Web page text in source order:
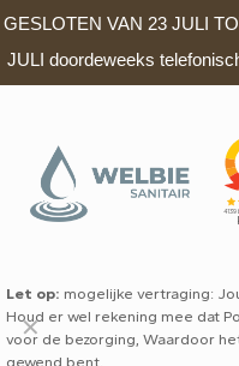
GESLOTEN VAN 23 JULI
JULI doordeweeks
Let op: mogelijke vertraging:
Houd er wel rekening mee dat
voor de bezorging, Waardoor
gewend bent.
✕